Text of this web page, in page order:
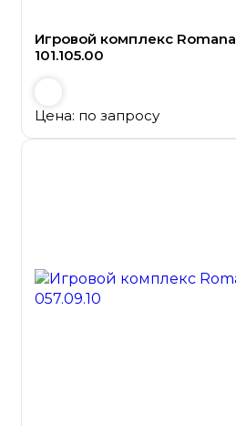
Игровой комплекс Romana
101.105.00
Цена: по запросу